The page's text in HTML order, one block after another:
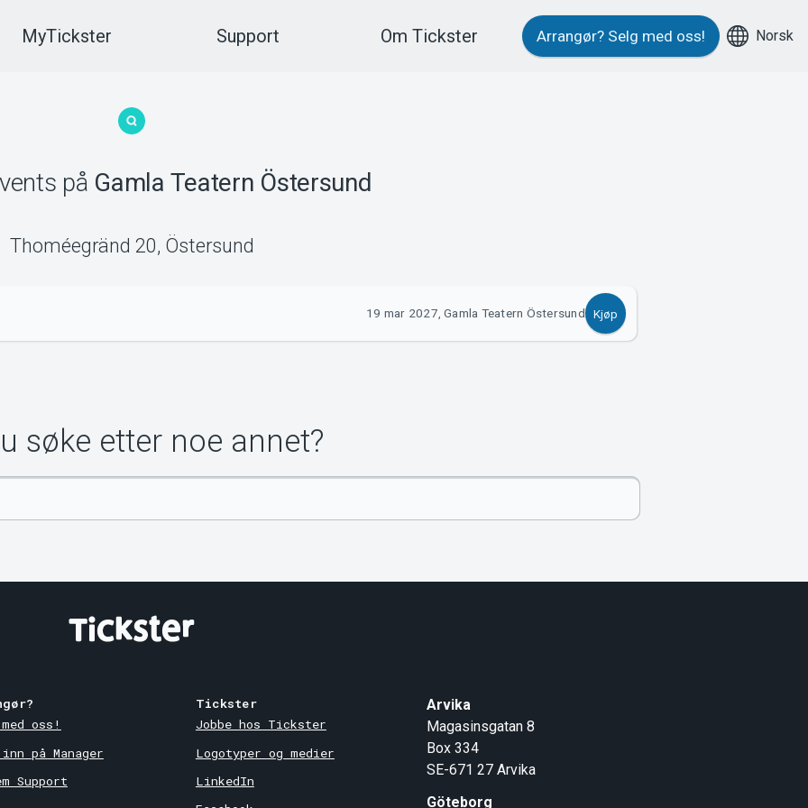
MyTickster Support Om Tickster Arrangør? Selg med oss! Norsk
på Gamla Teatern Östersund
Thoméegränd 20, Östersund
19 mar 2027, Gamla Teatern Östersund Kjøp
søke etter noe annet?
oss!
på Manager
Support
Tickster
Jobbe hos Tickster
Logotyper og medier
LinkedIn
Arvika
Magasinsgatan 8
Box 334
SE-671 27 Arvika
Göteborg